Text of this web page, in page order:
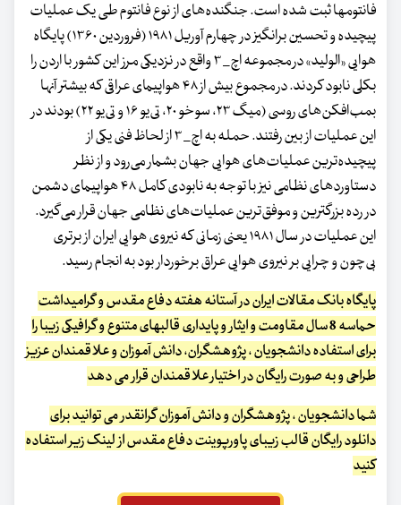
فانتومها ثبت شده است. جنگنده‌های از نوع فانتوم‌ طی یک عملیات
پیچیده و تحسین برانگیز در چهارم آوریل ۱۹۸۱ (فروردین ۱۳۶۰) پایگاه
هوایی «الولید» در مجموعه اچ_ ۳ واقع در نزدیکی مرز این کشور با اردن را
بکلی نابود کردند. در مجموع بیش از ۴۸ هواپیمای عراقی که بیشتر آنها
بمب‌افکن‌های روسی (میگ ۲۳، سوخو ۲۰، تی‌یو ۱۶ و تی‌یو ۲۲) بودند در
این عملیات از بین رفتند. حمله به اچ_ ۳ از لحاظ فنی یکی از
پیچیده‌ترین عملیات‌های هوایی جهان بشمار می‌رود و از نظر
دستاوردهای نظامی نیز با توجه به نابودی کامل ۴۸ هواپیمای دشمن
در رده بزرگترین و موفق‌ترین عملیات‌های نظامی جهان قرار می‌گیرد.
این عملیات در سال ۱۹۸۱ یعنی زمانی که نیروی هوایی ایران از برتری
بی‌چون و چرایی بر نیروی هوایی عراق برخوردار بود به انجام رسید.
پایگاه بانک مقالات ایران در آستانه هفته دفاع مقدس و گرامیداشت
حماسه 8 سال مقاومت و ایثار و پایداری قالبهای متنوع و گرافیکی زیبا را
برای استفاده دانشجویان ، پژوهشگران، دانش آموزان و علاقمندان عزیز
طراحی و به صورت رایگان در اختیار علاقمندان قرار می دهد
شما دانشجویان ، پژوهشگران و دانش آموزان گرانقدر می توانید برای
دانلود رایگان قالب زیبای پاورپوینت دفاع مقدس از لینک زیر استفاده
کنید